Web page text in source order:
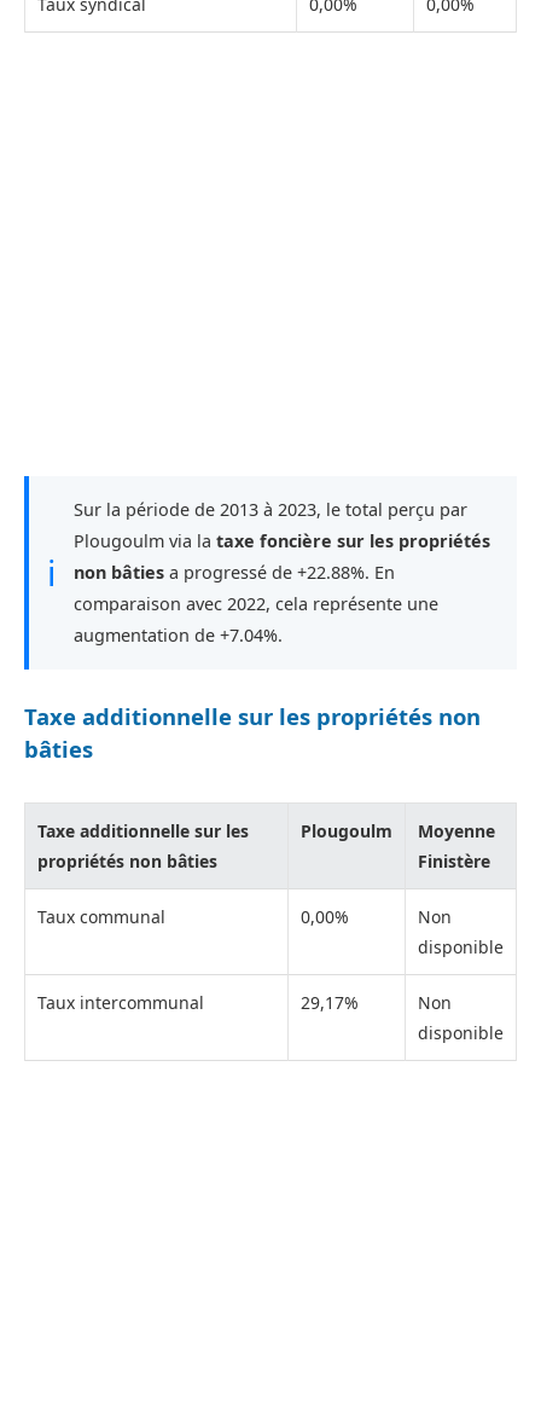
ℹ
Sur la période de 2013 à 2023, le total perçu par
Plougoulm via la taxe foncière sur les propriétés
non bâties a progressé de +22.88%. En
comparaison avec 2022, cela représente une
augmentation de +7.04%.
Taxe additionnelle sur les propriétés non
bâties
Taxe additionnelle sur les
propriétés non bâties
Plougoulm
Moyenne
Finistère
Taux communal 0,00%
Non
disponible
Taux intercommunal 29,17%
Non
disponible